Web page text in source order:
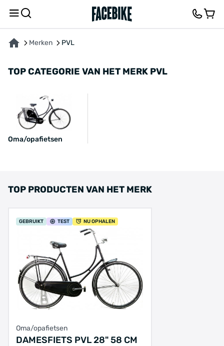
Merken PVL
TOP CATEGORIE VAN HET MERK PVL
Oma/opafietsen
TOP PRODUCTEN VAN HET MERK
GEBRUIKT TEST NU OPHALEN
Oma/opafietsen
DAMESFIETS PVL 28" 58 CM